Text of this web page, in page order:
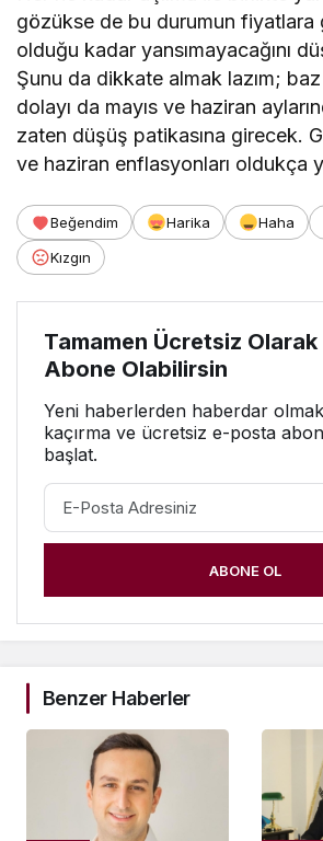
gözükse de bu durumun fiyatlara
olduğu kadar yansımayacağını
Şunu da dikkate almak lazım;
dolayı da mayıs ve haziran
zaten düşüş patikasına girecek.
ve haziran enflasyonları oldukça
Beğendim Harika Haha
Kızgın
Tamamen Ücretsiz
Abone Olabilirsin
Yeni haberlerden haberdar olmak
kaçırma ve ücretsiz e-posta
başlat.
ABONE OL
Benzer Haberler